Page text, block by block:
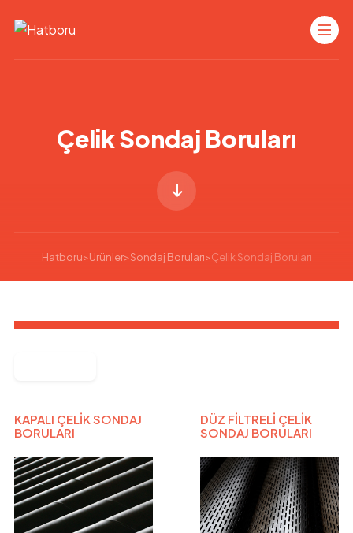
Çelik Sondaj Boruları
Hatboru>Ürünler>Sondaj Boruları>Çelik Sondaj Boruları
KAPALI ÇELİK SONDAJ
BORULARI
DÜZ FİLTRELİ ÇELİK
SONDAJ BORULARI